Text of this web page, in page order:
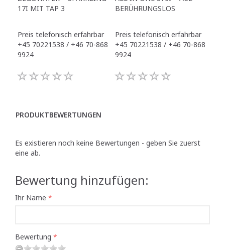
17I MIT TAP 3
Preis telefonisch erfahrbar
+45 70221538 / +46 70-868
9924
BERÜHRUNGSLOS
Preis telefonisch erfahrbar
+45 70221538 / +46 70-868
9924
PRODUKTBEWERTUNGEN
Es existieren noch keine Bewertungen - geben Sie zuerst
eine ab.
Bewertung hinzufügen:
Ihr Name
Bewertung